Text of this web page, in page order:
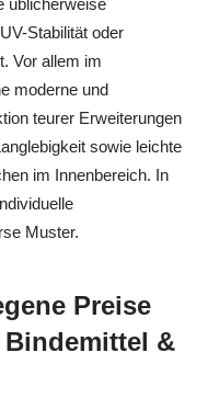
üblicherweise
Stabilität oder
Vor allem im
moderne und
teurer Erweiterungen
sowie leichte
im Innenbereich. In
Muster.
Preise
&